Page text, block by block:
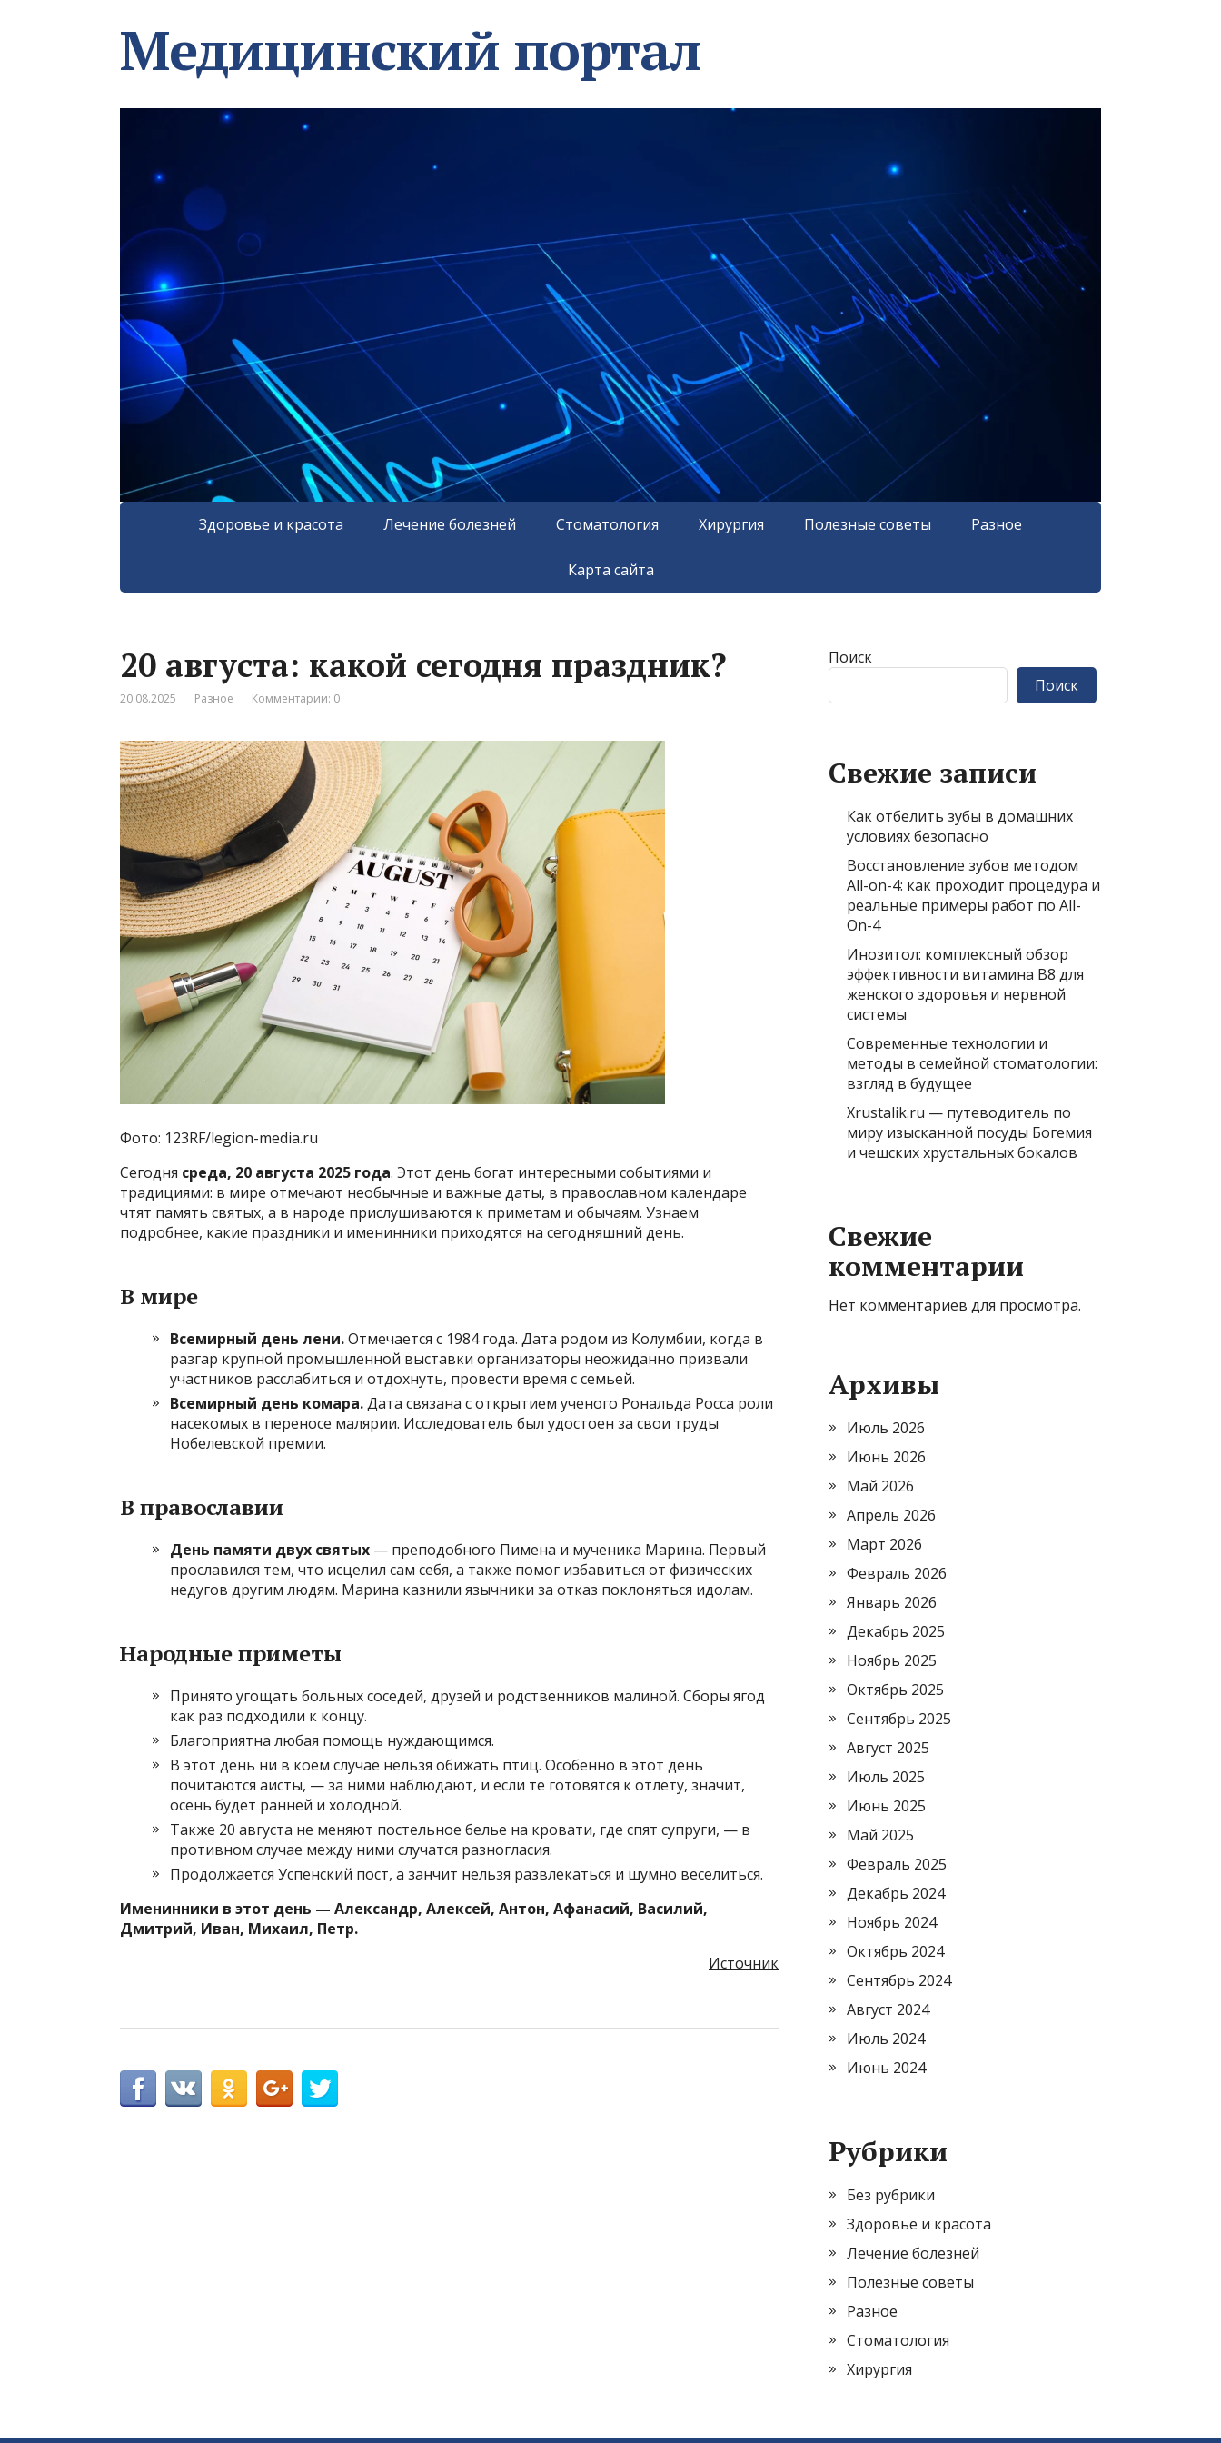
Медицинский портал
Здоровье и красота Лечение болезней Стоматология Хирургия Полезные советы Разное
Карта сайта
20 августа: какой сегодня праздник?
20.08.2025 Разное Комментарии: 0
Фото: 123RF/legion-media.ru
Сегодня среда, 20 августа 2025 года. Этот день богат интересными событиями и
традициями: в мире отмечают необычные и важные даты, в православном календаре
чтят память святых, а в народе прислушиваются к приметам и обычаям. Узнаем
подробнее, какие праздники и именинники приходятся на сегодняшний день.
В мире
Всемирный день лени.Отмечается с 1984 года. Дата родом из Колумбии, когда в
разгар крупной промышленной выставки организаторы неожиданно призвали
участников расслабиться и отдохнуть, провести время с семьей.
Всемирный день комара.Дата связана с открытием ученого Рональда Росса роли
насекомых в переносе малярии. Исследователь был удостоен за свои труды
Нобелевской премии.
В православии
День памяти двух святых — преподобного Пимена и мученика Марина. Первый
прославился тем, что исцелил сам себя, а также помог избавиться от физических
недугов другим людям. Марина казнили язычники за отказ поклоняться идолам.
Народные приметы
Принято угощать больных соседей, друзей и родственников малиной. Сборы ягод
как раз подходили к концу.
Благоприятна любая помощь нуждающимся.
В этот день ни в коем случае нельзя обижать птиц. Особенно в этот день
почитаются аисты, — за ними наблюдают, и если те готовятся к отлету, значит,
осень будет ранней и холодной.
Также 20 августа не меняют постельное белье на кровати, где спят супруги, — в
противном случае между ними случатся разногласия.
Продолжается Успенский пост, а занчит нельзя развлекаться и шумно веселиться.
Именинники в этот день — Александр, Алексей, Антон, Афанасий, Василий,
Дмитрий, Иван, Михаил, Петр.
Источник
Поиск
Поиск
Свежие записи
Как отбелить зубы в домашних
условиях безопасно
Восстановление зубов методом
All-on-4: как проходит процедура и
реальные примеры работ по All-
On-4
Инозитол: комплексный обзор
эффективности витамина B8 для
женского здоровья и нервной
системы
Современные технологии и
методы в семейной стоматологии:
взгляд в будущее
Xrustalik.ru — путеводитель по
миру изысканной посуды Богемия
и чешских хрустальных бокалов
Свежие
комментарии
Нет комментариев для просмотра.
Архивы
Июль 2026
Июнь 2026
Май 2026
Апрель 2026
Март 2026
Февраль 2026
Январь 2026
Декабрь 2025
Ноябрь 2025
Октябрь 2025
Сентябрь 2025
Август 2025
Июль 2025
Июнь 2025
Май 2025
Февраль 2025
Декабрь 2024
Ноябрь 2024
Октябрь 2024
Сентябрь 2024
Август 2024
Июль 2024
Июнь 2024
Рубрики
Без рубрики
Здоровье и красота
Лечение болезней
Полезные советы
Разное
Стоматология
Хирургия